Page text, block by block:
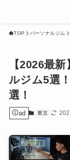
TOP パーソナルジム
【2026最
ルジム5選
選！
ad 東京